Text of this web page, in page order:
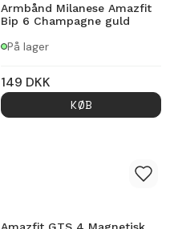
Armbånd Milanese Amazfit
Bip 6 Champagne guld
På lager
149 DKK
KØB